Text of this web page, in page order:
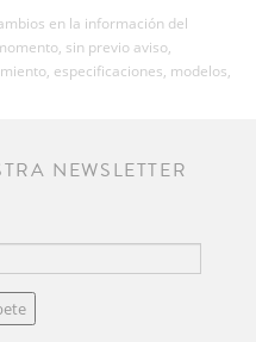
en la información del
sin previo aviso,
especificaciones, modelos,
NEWSLETTER